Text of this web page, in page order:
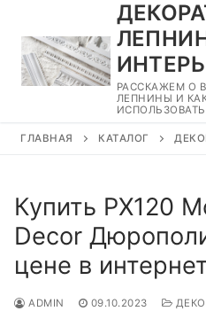
содержимому
РАССКАЖЕМ О
ЛЕПНИНЫ И
ГЛАВНАЯ КАТАЛОГ
Купить PX120
Decor
цене в
ADMIN 09.10.2023